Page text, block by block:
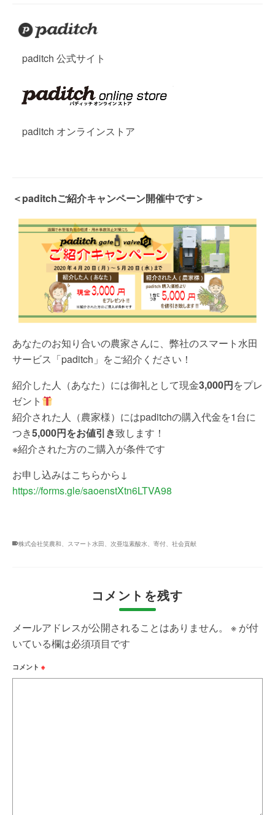
paditch 公式サイト
paditch オンラインストア
＜paditchご紹介キャンペーン開催中です＞
あなたのお知り合いの農家さんに、弊社のスマート水田
サービス「paditch」をご紹介ください！
紹介した人（あなた）には御礼として現金3,000円をプレ
ゼント
紹介された人（農家様）にはpaditchの購入代金を1台に
つき5,000円をお値引き致します！
※紹介された方のご購入が条件です
お申し込みはこちらから↓
https://forms.gle/saoenstXtn6LTVA98
株式会社笑農和、スマート水田、次亜塩素酸水、寄付、社会貢献
コメントを残す
メールアドレスが公開されることはありません。 ※ が付
いている欄は必須項目です
コメント ※